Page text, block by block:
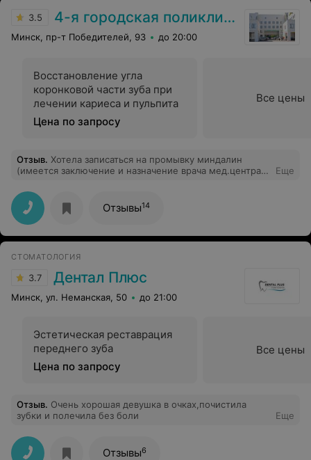
Благодарю анастезиолога Павла Александровича,
который беседовали до операции. Прекрасная
обстановка, очень вежливый тактичный персонал
3.5 4-я городская поликлиника
Минск, пр-т Победителей, 93 до 20:00
Восстановление угла
коронковой части зуба при
лечении кариеса и пульпита
Цена по запросу
Все цены
Отзыв. Хотела записаться на промывку миндалин
(имеется заключение и назначение врача мед.центра)
на консультации. Я попросила записать меня на
консультацию (платную) к врачу, на что мне ответили:
"Если вы у нас не обслуживаетесь, то и платную услугу
врач не оказывает". Ну что я могу сказать на это - СССР
отдыхает....
Еще
Отзывы14
СТОМАТОЛОГИЯ
3.7 Дентал Плюс
Минск, ул. Неманская, 50 до 21:00
Эстетическая реставрация
переднего зуба
Цена по запросу
Все цены
Отзыв. Очень хорошая девушка в очках,почистила
зубки и полечила без боли
Еще
Отзывы6